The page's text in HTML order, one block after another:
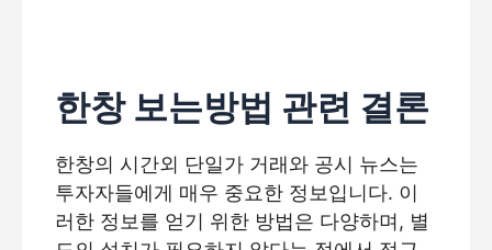
한창 보는방법 관련 결론
한창의 시간외 단일가 거래와 공시 뉴스는
투자자들에게 매우 중요한 정보입니다. 이
러한 정보를 얻기 위한 방법은 다양하며, 별